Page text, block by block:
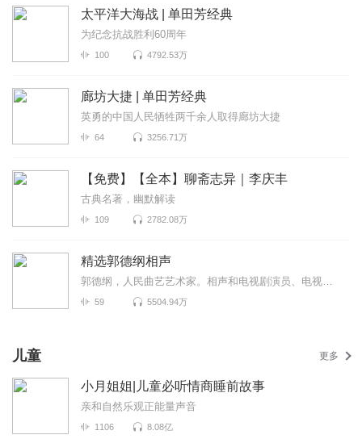
太平洋大海战 | 单田芳经典
为纪念抗战胜利60周年
100 4792.53万
廊坊大捷 | 单田芳经典
英勇的中国人民牺牲两千余人取得廊坊大捷
64 3256.71万
【免费】【全本】聊斋志异｜李庆丰
古典名著，幽默解读
109 2782.08万
精选郭德纲相声
郭德纲，人民曲艺艺术家。相声和电视剧演员、电视脱口秀主持人。1973年生于天津，自幼酷爱民间艺术。8岁...
59 5504.94万
儿童 更多
小月姐姐|儿童必听情商睡前故事
亲和自然乐观正能量声音
1106 8.08亿